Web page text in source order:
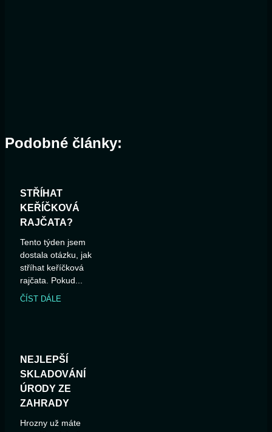
Podobné články:
STŘÍHAT
KEŘÍČKOVÁ
RAJČATA?
Tento týden jsem
dostala otázku, jak
stříhat keříčková
rajčata. Pokud...
ČÍST DÁLE
NEJLEPŠÍ
SKLADOVÁNÍ
ÚRODY ZE
ZAHRADY
Hrozny už máte